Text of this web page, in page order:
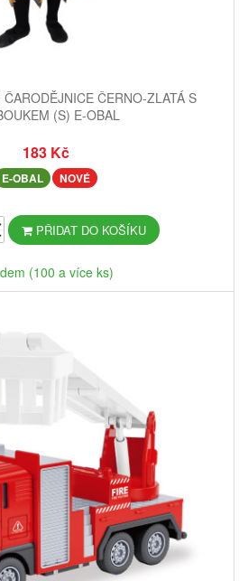
ČERNO-ZLATÁ S
(S) E-OBAL
183 Kč
E-OBAL NOVÉ
PŘIDAT DO KOŠÍKU
(100 a více ks)